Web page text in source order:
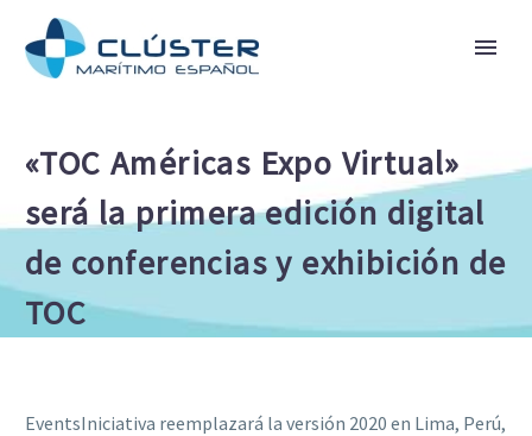
«TOC Américas Expo Virtual»
será la primera edición digital
de conferencias y exhibición de
TOC
EventsIniciativa reemplazará la versión 2020 en Lima, Perú,